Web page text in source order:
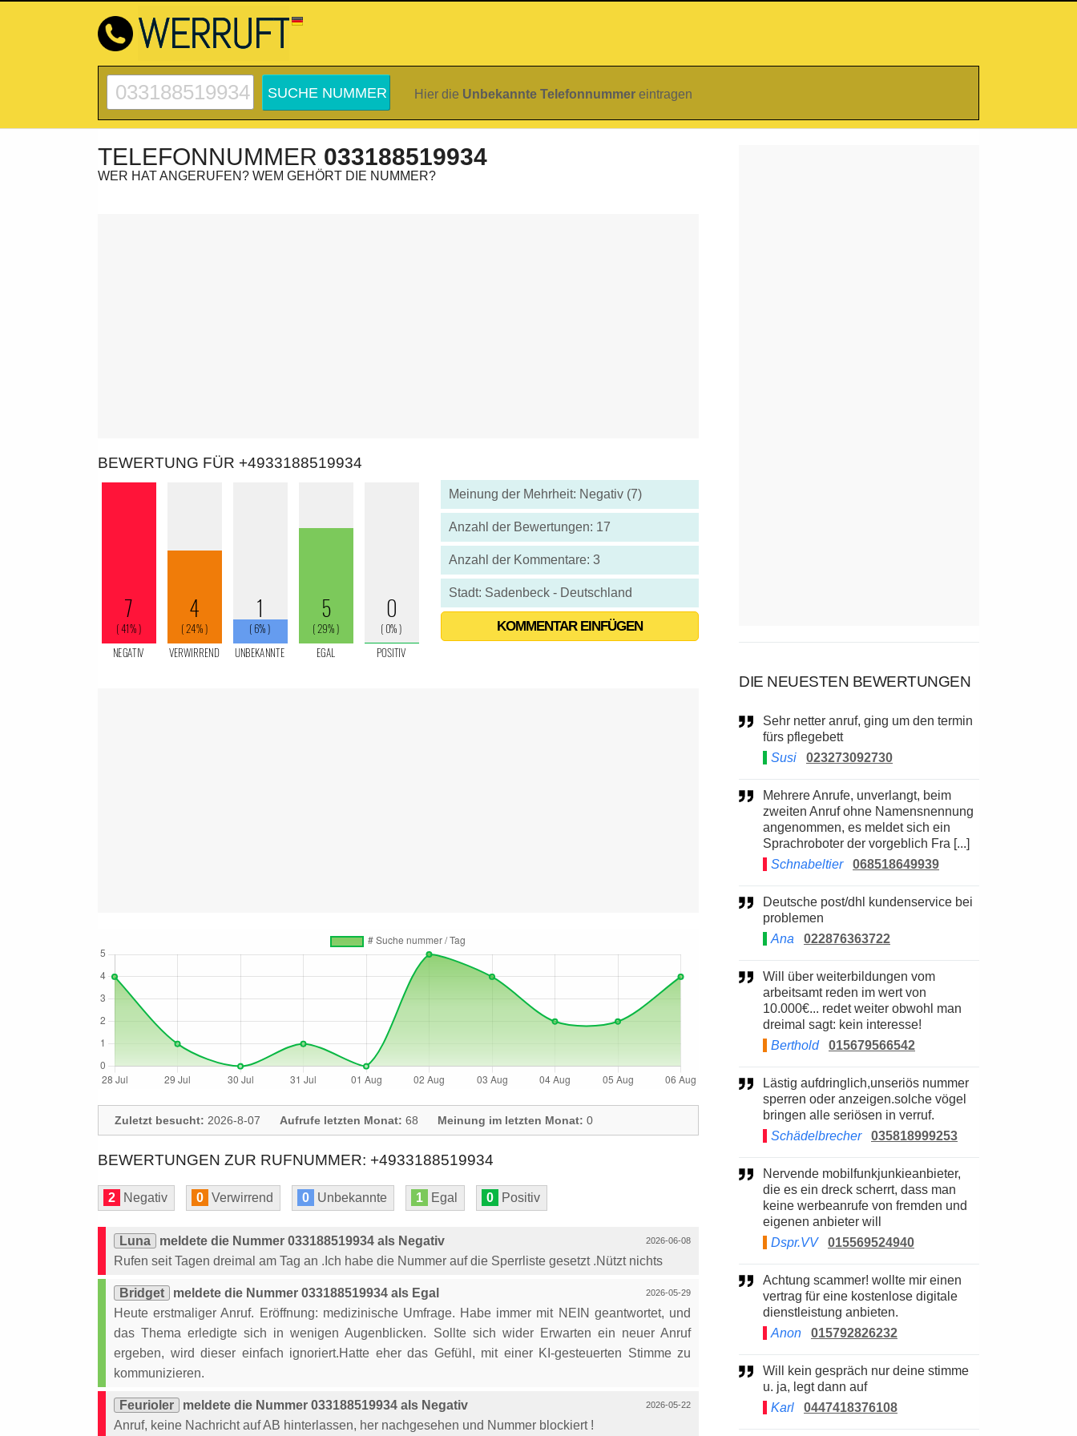
Hier die Unbekannte Telefonnummer eintragen
TELEFONNUMMER 033188519934
WER HAT ANGERUFEN? WEM GEHÖRT DIE NUMMER?
BEWERTUNG FÜR +4933188519934
Meinung der Mehrheit: Negativ (7)
Anzahl der Bewertungen: 17
Anzahl der Kommentare: 3
Stadt: Sadenbeck - Deutschland
KOMMENTAR EINFÜGEN
Zuletzt besucht: 2026-8-07 Aufrufe letzten Monat: 68 Meinung im letzten Monat: 0
BEWERTUNGEN ZUR RUFNUMMER: +4933188519934
2 Negativ 0 Verwirrend 0 Unbekannte 1 Egal 0 Positiv
2026-06-08
Luna
meldete die Nummer 033188519934 als Negativ
Rufen seit Tagen dreimal am Tag an .Ich habe die Nummer auf die Sperrliste gesetzt .Nützt nichts
2026-05-29
Bridget
meldete die Nummer 033188519934 als Egal
Heute erstmaliger Anruf. Eröffnung: medizinische Umfrage. Habe immer mit NEIN geantwortet, und
das Thema erledigte sich in wenigen Augenblicken. Sollte sich wider Erwarten ein neuer Anruf
ergeben, wird dieser einfach ignoriert.Hatte eher das Gefühl, mit einer KI-gesteuerten Stimme zu
kommunizieren.
2026-05-22
Feurioler
meldete die Nummer 033188519934 als Negativ
Anruf, keine Nachricht auf AB hinterlassen, her nachgesehen und Nummer blockiert !
DIE NEUESTEN BEWERTUNGEN
Sehr netter anruf, ging um den termin
fürs pflegebett
Susi
023273092730
Mehrere Anrufe, unverlangt, beim
zweiten Anruf ohne Namensnennung
angenommen, es meldet sich ein
Sprachroboter der vorgeblich Fra [...]
Schnabeltier
068518649939
Deutsche post/dhl kundenservice bei
problemen
Ana
022876363722
Will über weiterbildungen vom
arbeitsamt reden im wert von
10.000€... redet weiter obwohl man
dreimal sagt: kein interesse!
Berthold
015679566542
Lästig aufdringlich,unseriös nummer
sperren oder anzeigen.solche vögel
bringen alle seriösen in verruf.
Schädelbrecher
035818999253
Nervende mobilfunkjunkieanbieter,
die es ein dreck scherrt, dass man
keine werbeanrufe von fremden und
eigenen anbieter will
Dspr.VV
015569524940
Achtung scammer! wollte mir einen
vertrag für eine kostenlose digitale
dienstleistung anbieten.
Anon
015792826232
Will kein gespräch nur deine stimme
u. ja, legt dann auf
Karl
0447418376108